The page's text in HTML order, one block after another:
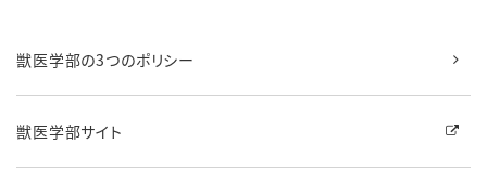
獣医学部の3つのポリシー
獣医学部サイト